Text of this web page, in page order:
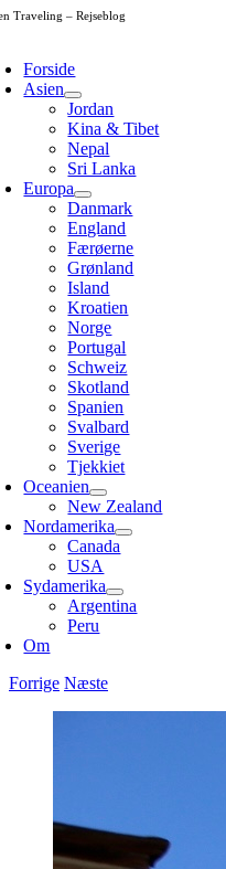
Skip
Traveling – Rejseblog
Forside
Asien
Jordan
Kina & Tibet
Nepal
Sri Lanka
Europa
Danmark
England
Færøerne
Grønland
Island
Kroatien
Norge
Portugal
Schweiz
Skotland
Spanien
Svalbard
Sverige
Tjekkiet
Oceanien
New Zealand
Nordamerika
Canada
USA
Sydamerika
Argentina
Peru
Om
Forrige Næste